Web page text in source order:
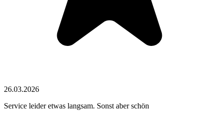
26.03.2026
Service leider etwas langsam. Sonst aber schön